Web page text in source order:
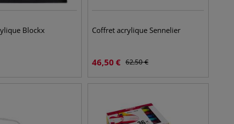
Blockx Coffret acrylique Sennelier
46,50 € 62,50€